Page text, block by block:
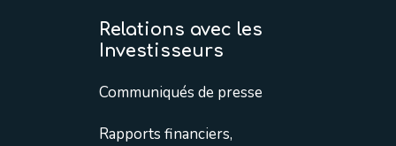
Relations avec les
Investisseurs
Communiqués de presse
Rapports financiers,